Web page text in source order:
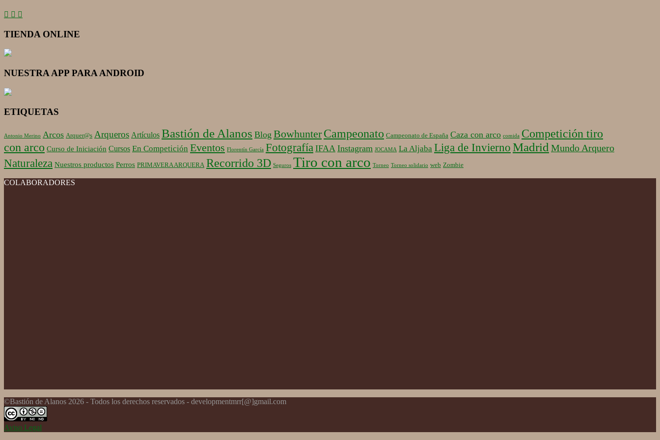
TIENDA ONLINE
NUESTRA APP PARA ANDROID
ETIQUETAS
Antonio Merino Arcos Arquer@s Arqueros Artículos Bastión de Alanos Blog Bowhunter Campeonato Campeonato de España Caza con arco comida Competición tiro
con arco Curso de Iniciación Cursos En Competición Eventos Florentín García Fotografía IFAA Instagram JOCAMA La Aljaba Liga de Invierno Madrid Mundo Arquero
Naturaleza Nuestros productos Perros PRIMAVERA ARQUERA Recorrido 3D Seguros Tiro con arco Torneo Torneo solidario web Zombie
COLABORADORES
©Bastión de Alanos 2026 - Todos los derechos reservados - developmentmrr[@]gmail.com
Aviso Legal